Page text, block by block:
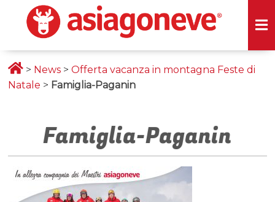
> News >Offerta vacanza in montagna Feste di
Natale > Famiglia-Paganin
Famiglia-Paganin